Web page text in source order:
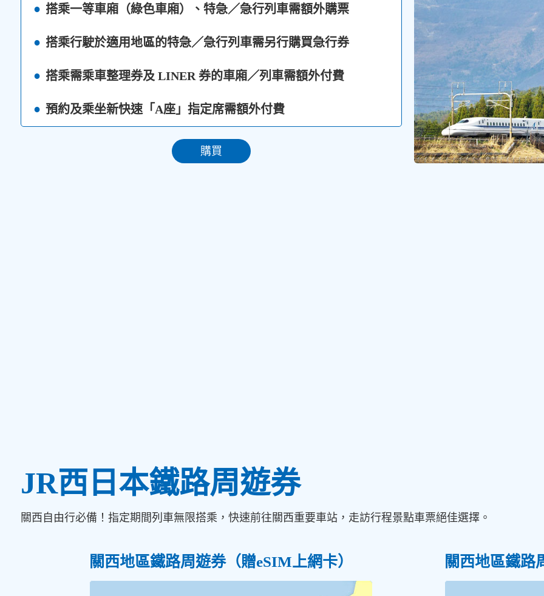
搭乘一等車廂（綠色車廂）、特急／急行列車需額外購票
搭乘行駛於適用地區的特急／急行列車需另行購買急行券
搭乘需乘車整理券及 LINER 券的車廂／列車需額外付費
預約及乘坐新快速「A座」指定席需額外付費
購買
JR西日本鐵路周遊券
關西自由行必備！指定期間列車無限搭乘，快速前往關西重要車站，走訪行程景點車票絕佳選擇。
關西地區鐵路周遊券（贈eSIM上網卡） 關西地區鐵路